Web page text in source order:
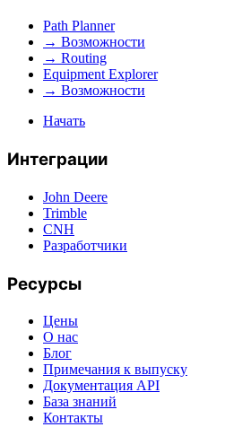
Path Planner
→ Возможности
→ Routing
Equipment Explorer
→ Возможности
Начать
Интеграции
John Deere
Trimble
CNH
Разработчики
Ресурсы
Цены
О нас
Блог
Примечания к выпуску
Документация API
База знаний
Контакты